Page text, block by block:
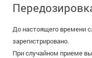
До настоящего времени
зарегистрировано.
При случайном приеме